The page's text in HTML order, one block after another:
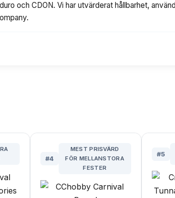
och CDON. Vi har utvärderat hållbarhet,
#4
MEST PRISVÄRD
FÖR MELLANSTORA
FESTER
#5